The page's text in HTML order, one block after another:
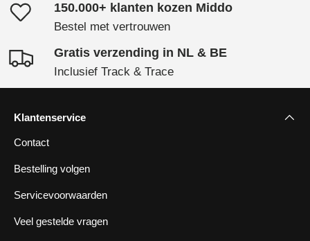
150.000+ klanten kozen Middo
Bestel met vertrouwen
Gratis verzending in NL & BE
Inclusief Track & Trace
Klantenservice
Contact
Bestelling volgen
Servicevoorwaarden
Veel gestelde vragen